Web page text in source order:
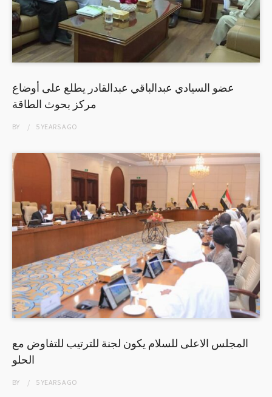
عضو السيادي عبدالباقي عبدالقادر يطلع على أوضاع
مركز بحوث الطاقة
BY 5 YEARSAGO
المجلس الاعلى للسلام يكون لجنة للترتيب للتفاوض مع
الحلو
BY 5 YEARSAGO